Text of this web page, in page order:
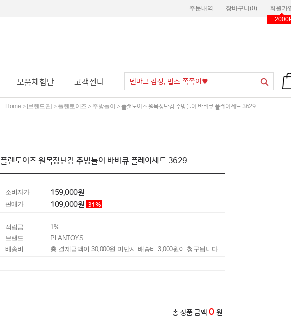
회원가
장바구니(0)
주문내역
모움체험단 고객센터
Home > [브랜드관] > 플랜토이즈 > 주방놀이 > 플랜토이즈 원목장난감 주방놀이 바비큐 플레이세트 3629
플랜토이즈 원목장난감 주방놀이 바비큐 플레이세트 3629
소비자가 159,000원
판매가 109,000원 31%
적립금
1%
브랜드
PLANTOYS
배송비
총 결제금액이 30,000원 미만시 배송비 3,000원이 청구됩니다.
총 상품 금액 0 원